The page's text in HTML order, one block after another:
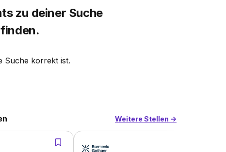
zu deiner Suche
finden.
Suche korrekt ist.
Weitere Stellen ->